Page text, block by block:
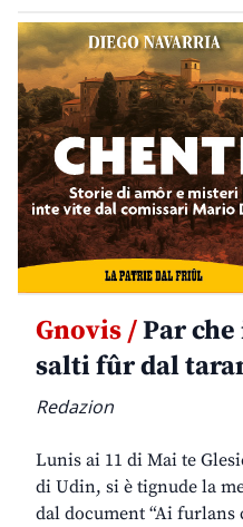
Gnovis /Par
salti fûr dal
Redazion
Lunis ai 11 di Mai te
di Udin, si è tignude la
dal document “Ai furlans